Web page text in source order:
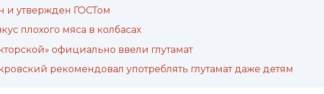
и утвержден ГОСТом
плохого мяса в колбасах
официально ввели глутамат
рекомендовал употреблять глутамат даже детям